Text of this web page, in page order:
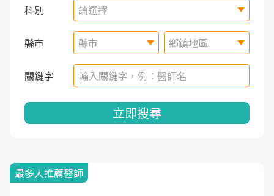
科別 請選擇
縣市 縣市 鄉鎮地區
關鍵字
立即搜尋
最多人推薦醫師